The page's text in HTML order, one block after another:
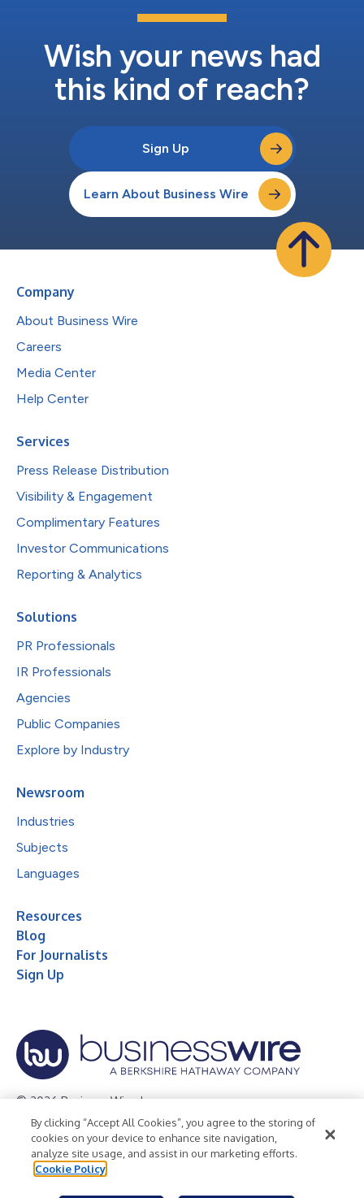
Wish your news had
this kind of reach?
Sign Up
Learn About Business Wire
Company
About Business Wire
Careers
Media Center
Help Center
Services
Press Release Distribution
Visibility & Engagement
Complimentary Features
Investor Communications
Reporting & Analytics
Solutions
PR Professionals
IR Professionals
Agencies
Public Companies
Explore by Industry
Newsroom
Industries
Subjects
Languages
Resources
Blog
For Journalists
Sign Up
© 2026 Business Wire, Inc.
Privacy Policy Cookie Policy
Accessibility Statement
Terms of Use
Legal
By clicking “Accept All Cookies”, you agree to the storing of
cookies on your device to enhance site navigation,
analyze site usage, and assist in our marketing efforts.
Cookie Policy